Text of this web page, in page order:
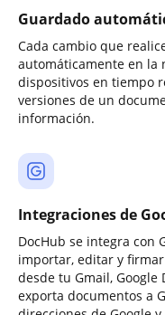
Guardado
Cada cambio que
automáticamente en la
dispositivos en tiempo
versiones de un
información.
Integraciones de
DocHub se integra con
importar, editar y
desde tu Gmail,
exporta documentos a